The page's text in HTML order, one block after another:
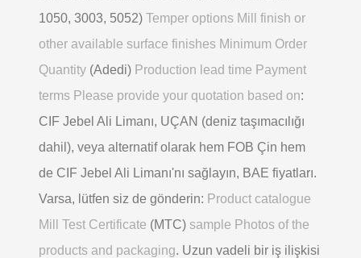
1050, 3003, 5052) Temper options Mill finish or
other available surface finishes Minimum Order
Quantity (Adedi) Production lead time Payment
terms Please provide your quotation based on:
CIF Jebel Ali Limanı, UÇAN (deniz taşımacılığı
dahil), veya alternatif olarak hem FOB Çin hem
de CIF Jebel Ali Limanı'nı sağlayın, BAE fiyatları.
Varsa, lütfen siz de gönderin: Product catalogue
Mill Test Certificate (MTC) sample Photos of the
products and packaging. Uzun vadeli bir iş ilişkisi